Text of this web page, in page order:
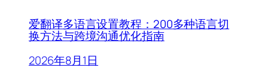
爱翻译多语言设置教程：200多种语言切
换方法与跨境沟通优化指南
2026年8月1日